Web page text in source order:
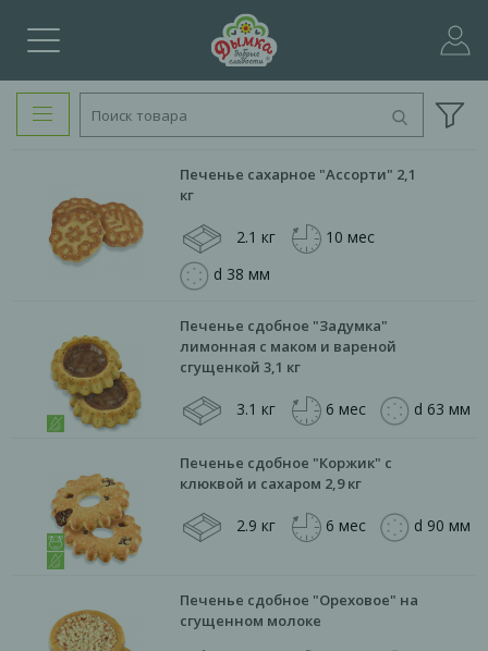
Печенье сахарное "Ассорти" 2,1
кг
2.1 кг
10 мес
d 38 мм
Печенье сдобное "Задумка"
лимонная с маком и вареной
сгущенкой 3,1 кг
3.1 кг 6 мес d 63 мм
Печенье сдобное "Коржик" с
клюквой и сахаром 2,9 кг
2.9 кг 6 мес d 90 мм
Печенье сдобное "Ореховое" на
сгущенном молоке